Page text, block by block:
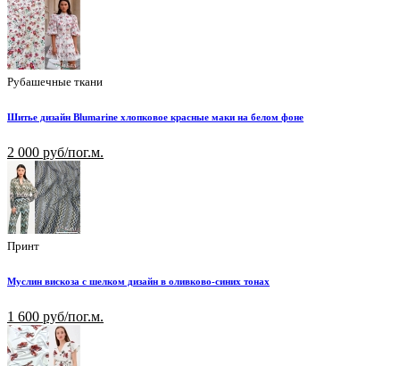
Рубашечные ткани
Шитье дизайн Blumarine хлопковое красные маки на белом фоне
2 000 руб/пог.м.
Принт
Муслин вискоза с шелком дизайн в оливково-синих тонах
1 600 руб/пог.м.